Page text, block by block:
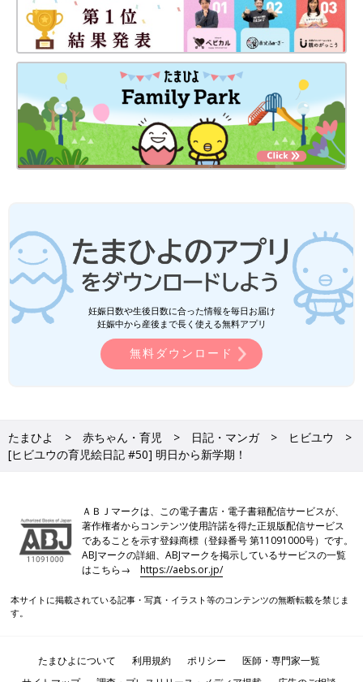
妊娠日数や生後日数に合った情報を毎日お届け
妊娠中から産後まで長く使える無料アプリ
無料ダウンロード
たまひよ 赤ちゃん・育児 日記・マンガ
ヒビユウ
[ヒビユウの育児絵日記 #50] 明日から新学期！
ＡＢＪマークは、この電子書店・電子書籍配信サービスが、
著作権者からコンテンツ使用許諾を得た正規版配信サービス
であることを示す登録商標（登録番号 第11091000号）です。
ABJマークの詳細、ABJマークを掲示しているサービスの一覧
はこちら→https://aebs.or.jp/
本サイトに掲載されている記事・写真・イラスト等のコンテンツの無断転載を禁じま
す。
たまひよについて 利用規約 ポリシー
医師・専門家一覧